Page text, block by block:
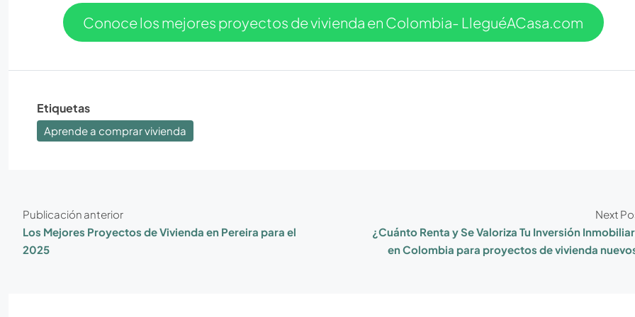
Conoce los mejores proyectos de vivienda en Colombia- LleguéACasa.com
Etiquetas
Aprende a comprar vivienda
Publicación anterior
Los Mejores Proyectos de Vivienda en Pereira para el
2025
Next
¿Cuánto Renta y Se Valoriza Tu Inversión
en Colombia para proyectos de vivienda